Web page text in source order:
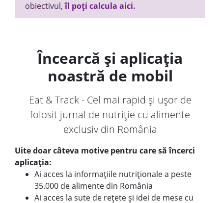
obiectivul,îl poți calcula aici.
Încearcă și aplicația
noastră de mobil
Eat & Track - Cel mai rapid și ușor de
folosit jurnal de nutriție cu alimente
exclusiv din România
Uite doar câteva motive pentru care să încerci
aplicația:
Ai acces la informațiile nutriționale a peste
35.000 de alimente din România
Ai acces la sute de rețete și idei de mese cu